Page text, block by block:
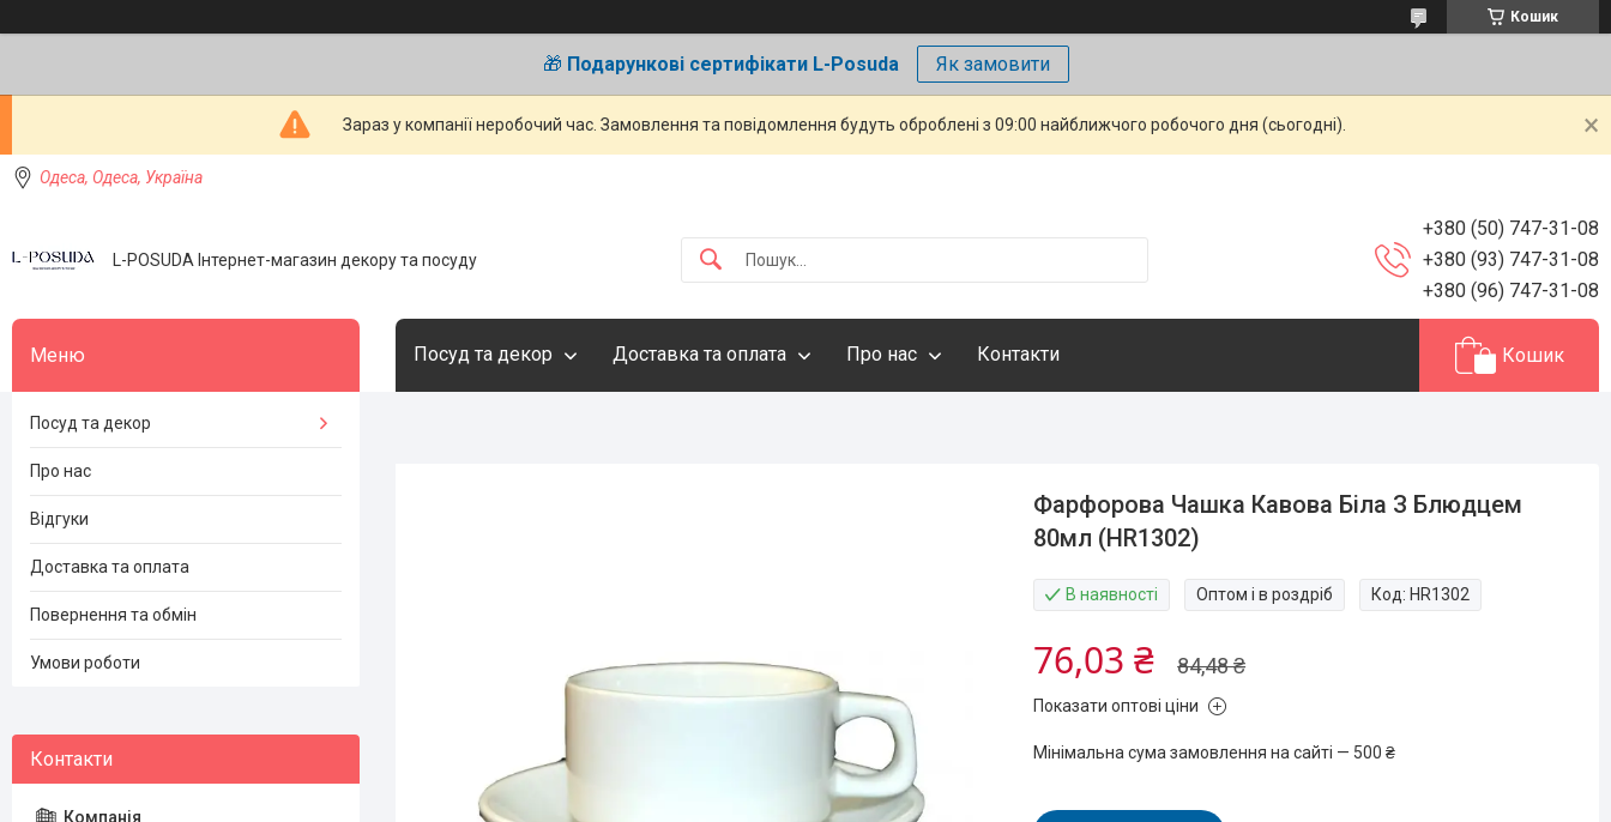
Кошик
🎁 Подарункові сертифікати L-Posuda Як замовити
Зараз у компанії неробочий час. Замовлення та повідомлення будуть оброблені з 09:00 найближчого робочого дня (сьогодні).
Одеса, Одеса, Україна
L-POSUDA Інтернет-магазин декору та посуду
+380 (50) 747-31-08
+380 (93) 747-31-08
+380 (96) 747-31-08
Посуд та декор Доставка та оплата Про нас Контакти Кошик
Фарфорова Чашка Кавова Біла З Блюдцем
80мл (HR1302)
В наявності Оптом і в роздріб Код: HR1302
84,48 ₴
76,03 ₴
Показати оптові ціни
Мінімальна сума замовлення на сайті — 500 ₴
Посуд та декор
Про нас
Відгуки
Доставка та оплата
Повернення та обмін
Умови роботи